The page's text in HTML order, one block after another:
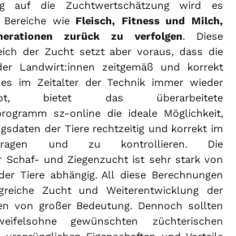
auf die Zuchtwertschätzung wird es
wie Fleisch, Fitness und Milch,
zurück zu verfolgen. Diese
der Zucht setzt aber voraus, dass die
Landwirt:innen zeitgemäß und korrekt
im Zeitalter der Technik immer wieder
bietet das überarbeitete
sz-online die ideale Möglichkeit,
der Tiere rechtzeitig und korrekt im
und zu kontrollieren. Die
Schaf- und Ziegenzucht ist sehr stark von
Tiere abhängig. All diese Berechnungen
Zucht und Weiterentwicklung der
von großer Bedeutung. Dennoch sollten
gewünschten züchterischen